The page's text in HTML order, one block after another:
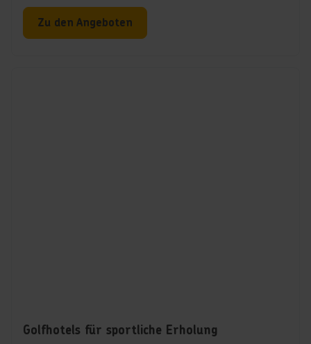
Zu den Angeboten
Golfhotels für sportliche Erholung